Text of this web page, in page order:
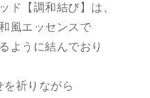
ド【調和結び】は、
風エッセンスで
ように結んでおり
祈りながら